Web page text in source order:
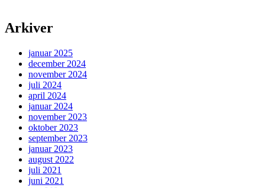
Arkiver
januar 2025
december 2024
november 2024
juli 2024
april 2024
januar 2024
november 2023
oktober 2023
september 2023
januar 2023
august 2022
juli 2021
juni 2021